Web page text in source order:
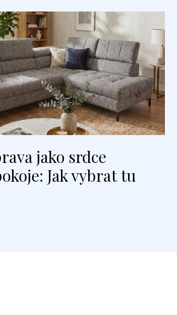
jako srdce
Jak vybrat tu